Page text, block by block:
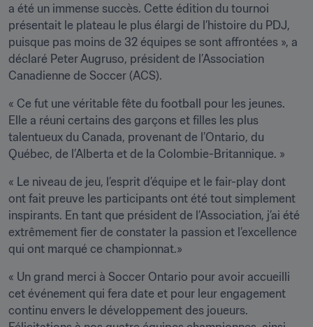
a été un immense succès. Cette édition du tournoi
présentait le plateau le plus élargi de l’histoire du PDJ,
puisque pas moins de 32 équipes se sont affrontées », a
déclaré Peter Augruso, président de l’Association
Canadienne de Soccer (ACS).
« Ce fut une véritable fête du football pour les jeunes.
Elle a réuni certains des garçons et filles les plus
talentueux du Canada, provenant de l’Ontario, du
Québec, de l’Alberta et de la Colombie-Britannique. »
« Le niveau de jeu, l’esprit d’équipe et le fair-play dont
ont fait preuve les participants ont été tout simplement
inspirants. En tant que président de l’Association, j’ai été
extrêmement fier de constater la passion et l’excellence
qui ont marqué ce championnat.»
« Un grand merci à Soccer Ontario pour avoir accueilli
cet événement qui fera date et pour leur engagement
continu envers le développement des joueurs.